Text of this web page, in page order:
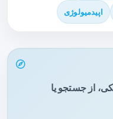
اپیدمیولوژی
از جستجو یا